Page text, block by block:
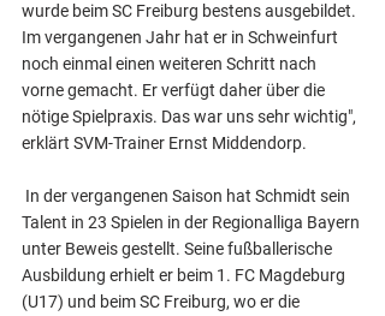
wurde beim SC Freiburg bestens ausgebildet.
Im vergangenen Jahr hat er in Schweinfurt
noch einmal einen weiteren Schritt nach
vorne gemacht. Er verfügt daher über die
nötige Spielpraxis. Das war uns sehr wichtig",
erklärt SVM-Trainer Ernst Middendorp.
Talent in 23 Spielen in der Regionalliga Bayern
unter Beweis gestellt. Seine fußballerische
Ausbildung erhielt er beim 1. FC Magdeburg
(U17) und beim SC Freiburg, wo er die